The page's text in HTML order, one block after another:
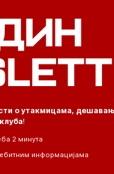
о утакмицама,
!
2 минута
информацијама